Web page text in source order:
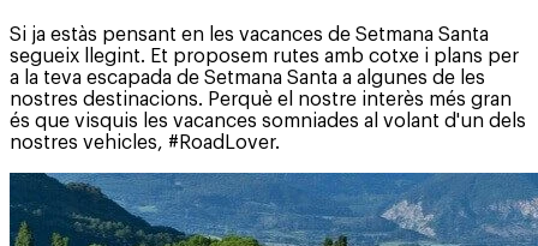
Si ja estàs pensant en les vacances de Setmana Santa
segueix llegint. Et proposem rutes amb cotxe i plans per
a la teva escapada de Setmana Santa a algunes de les
nostres destinacions. Perquè el nostre interès més gran
és que visquis les vacances somniades al volant d'un dels
nostres vehicles, #RoadLover.